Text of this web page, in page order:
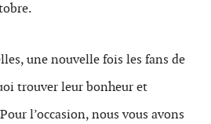
une nouvelle fois les fans de
trouver leur bonheur et
l’occasion, nous vous avons